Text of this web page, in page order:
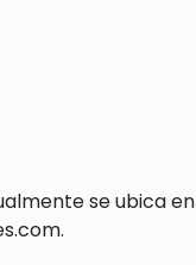
se ubica en